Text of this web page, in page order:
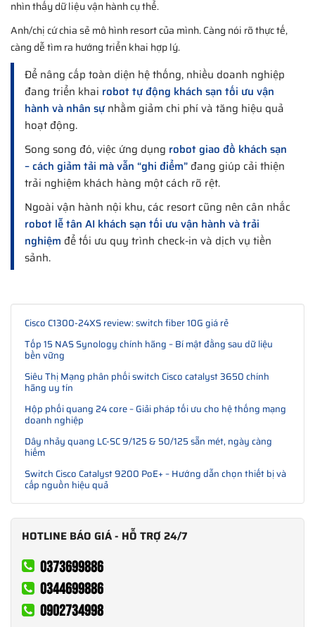
nhìn thấy dữ liệu vận hành cụ thể.
Anh/chị cứ chia sẻ mô hình resort của mình. Càng nói rõ thực tế,
càng dễ tìm ra hướng triển khai hợp lý.
Để nâng cấp toàn diện hệ thống, nhiều doanh nghiệp
đang triển khai robot tự động khách sạn tối ưu vận
hành và nhân sựnhằm giảm chi phí và tăng hiệu quả
hoạt động.
Song song đó, việc ứng dụng robot giao đồ khách sạn
– cách giảm tải mà vẫn “ghi điểm” đang giúp cải thiện
trải nghiệm khách hàng một cách rõ rệt.
Ngoài vận hành nội khu, các resort cũng nên cân nhắc
robot lễ tân AI khách sạn tối ưu vận hành và trải
nghiệm để tối ưu quy trình check-in và dịch vụ tiền
sảnh.
Cisco C1300-24XS review: switch fiber 10G giá rẻ
Tốp 15 NAS Synology chính hãng – Bí mật đằng sau dữ liệu
bền vững
Siêu Thị Mạng phân phối switch Cisco catalyst 3650 chính
hãng uy tín
Hộp phối quang 24 core – Giải pháp tối ưu cho hệ thống mạng
doanh nghiệp
Dây nhảy quang LC-SC 9/125 & 50/125 sẵn mét, ngày càng
hiếm
Switch Cisco Catalyst 9200 PoE+ – Hướng dẫn chọn thiết bị và
cấp nguồn hiệu quả
HOTLINE BÁO GIÁ - HỖ TRỢ 24/7
0373699886
0344699886
0902734998